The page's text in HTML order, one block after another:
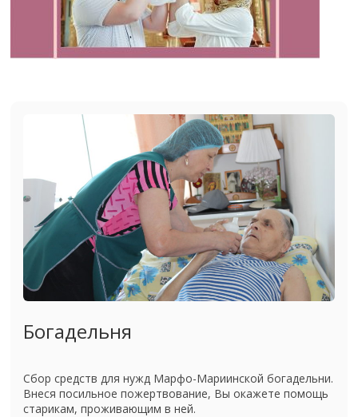
Богадельня
Сбор средств для нужд Марфо-Мариинской богадельни.
Внеся посильное пожертвование, Вы окажете помощь
старикам, проживающим в ней.